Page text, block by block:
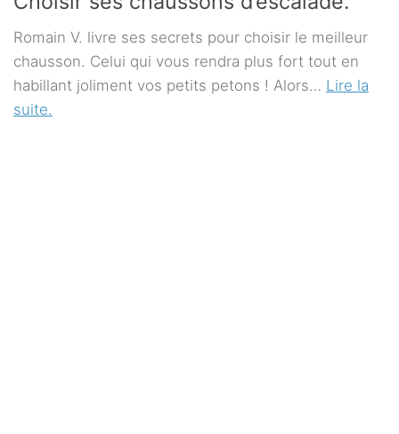
Romain V. livre ses secrets pour choisir le meilleur
chausson. Celui qui vous rendra plus fort tout en
habillant joliment vos petits petons ! Alors… Lire la
suite.